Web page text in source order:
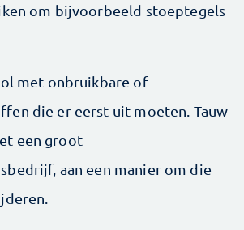
om bijvoorbeeld stoeptegels
met onbruikbare of
die er eerst uit moeten. Tauw
een groot
aan een manier om die